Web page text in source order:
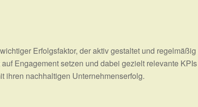
Erfolgsfaktor, der aktiv gestaltet und
Engagement setzen und dabei gezielt relevante
ihren nachhaltigen Unternehmenserfolg.